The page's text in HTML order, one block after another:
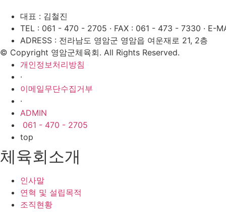
대표 : 김철진
TEL : 061 - 470 - 2705 · FAX : 061 - 473 - 7330 · E-
ADRESS : 전라남도 영암군 영암읍 여운재로 21, 2층
© Copyright 영암군체육회. All Rights Reserved.
개인정보처리방침
·
이메일무단수집거부
·
ADMIN
061 - 470 - 2705
top
체육회소개
인사말
연혁 및 설립목적
조직현황